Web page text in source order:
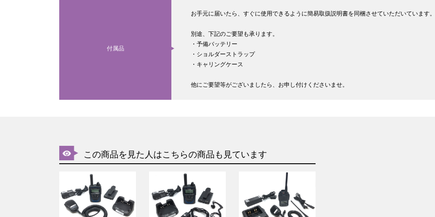
付属品
お手元に届いたら、すぐに使用できるように簡易取扱説明書を同梱させていただいています。
別途、下記のご要望も承ります。
・予備バッテリー
・ショルダーストラップ
・キャリングケース
他にご要望等がございましたら、お申し付けくださいませ。
この商品を見た人はこちらの商品も見ています